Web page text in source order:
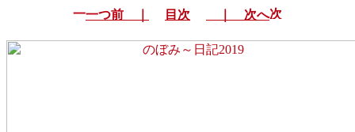
一つ前 ｜ 目次 ｜ 次へ